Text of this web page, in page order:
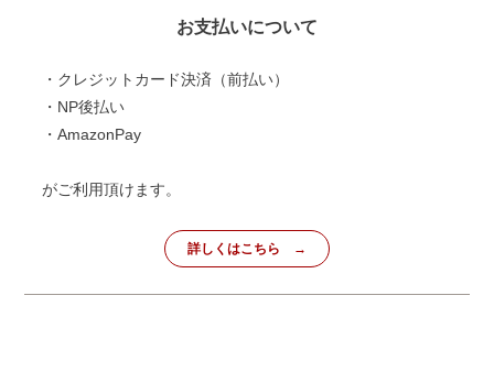
お支払いについて
・クレジットカード決済（前払い）
・NP後払い
・AmazonPay
がご利用頂けます。
詳しくはこちら